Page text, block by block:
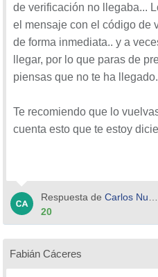
de verificación no llegaba...
el mensaje con el código de
de forma inmediata.. y a
llegar, por lo que paras de
piensas que no te ha llegado.
Te recomiendo que lo
cuenta esto que te estoy
Respuesta de Carlos Nuñez
20
Fabián Cáceres